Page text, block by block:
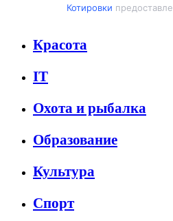
Котировки
Красота
IT
Охота и рыбалка
Образование
Культура
Спорт